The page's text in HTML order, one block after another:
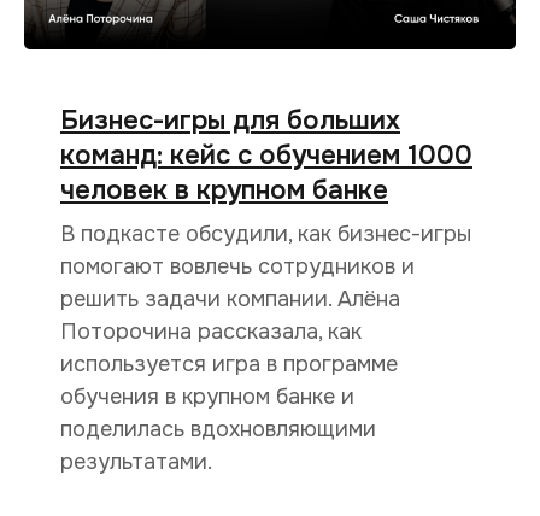
Бизнес-игры для больших
команд: кейс с обучением 1000
человек в крупном банке
В подкасте обсудили, как бизнес-игры
помогают вовлечь сотрудников и
решить задачи компании. Алёна
Поторочина рассказала, как
используется игра в программе
обучения в крупном банке и
поделилась вдохновляющими
результатами.